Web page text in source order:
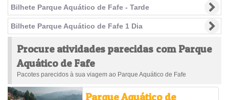
Bilhete Parque Aquático de Fafe - Tarde
Bilhete Parque Aquático de Fafe 1 Dia
Procure atividades parecidas com Parque
Aquático de Fafe
Pacotes parecidos à sua viagem ao Parque Aquático de Fafe
Parque Aquático de